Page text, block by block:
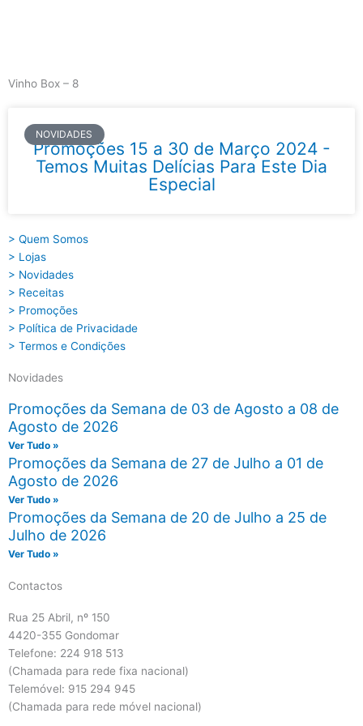
Vinho Box – 8
NOVIDADES
Promoções 15 a 30 de Março 2024 -
Temos Muitas Delícias Para Este Dia
Especial
> Quem Somos
> Lojas
> Novidades
> Receitas
> Promoções
> Política de Privacidade
> Termos e Condições
Novidades
Promoções da Semana de 03 de Agosto a 08 de
Agosto de 2026
Ver Tudo »
Promoções da Semana de 27 de Julho a 01 de
Agosto de 2026
Ver Tudo »
Promoções da Semana de 20 de Julho a 25 de
Julho de 2026
Ver Tudo »
Contactos
Rua 25 Abril, nº 150
4420-355 Gondomar
Telefone: 224 918 513
(Chamada para rede fixa nacional)
Telemóvel: 915 294 945
(Chamada para rede móvel nacional)